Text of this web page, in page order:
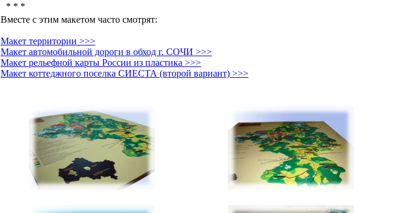
* * *
Вместе с этим макетом часто смотрят:
Макет территории >>>
Макет автомобильной дороги в обход г. СОЧИ >>>
Макет рельефной карты России из пластика >>>
Макет коттеджного поселка СИЕСТА (второй вариант) >>>